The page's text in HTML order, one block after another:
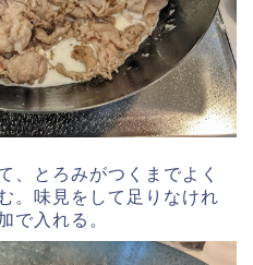
、とろみがつくまでよく
。味見をして足りなけれ
で入れる。